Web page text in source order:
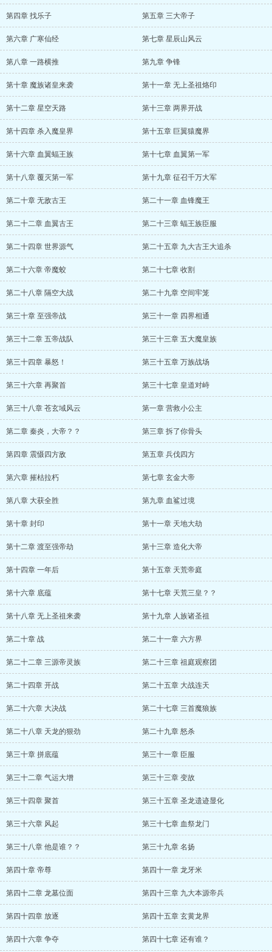
第四章 找乐子 第五章 三大帝子
第六章 广寒仙经 第七章 星辰山风云
第八章 一路横推 第九章 争锋
第十章 魔族诸皇来袭 第十一章 无上圣祖烙印
第十二章 星空天路 第十三章 两界开战
第十四章 杀入魔皇界 第十五章 巨翼猿魔界
第十六章 血翼蝠王族 第十七章 血翼第一军
第十八章 覆灭第一军 第十九章 征召千万大军
第二十章 无敌古王 第二十一章 血锋魔王
第二十二章 血翼古王 第二十三章 蝠王族臣服
第二十四章 世界源气 第二十五章 九大古王大追杀
第二十六章 帝魔蛟 第二十七章 收割
第二十八章 隔空大战 第二十九章 空间牢笼
第三十章 至强帝战 第三十一章 四界相通
第三十二章 五帝战队 第三十三章 五大魔皇族
第三十四章 暴怒！ 第三十五章 万族战场
第三十六章 再聚首 第三十七章 皇道对峙
第三十八章 苍玄域风云 第一章 营救小公主
第二章 秦炎，大帝？？ 第三章 拆了你骨头
第四章 震慑四方敌 第五章 兵伐四方
第六章 摧枯拉朽 第七章 玄金大帝
第八章 大获全胜 第九章 血鲨过境
第十章 封印 第十一章 天地大劫
第十二章 渡至强帝劫 第十三章 造化大帝
第十四章 一年后 第十五章 天荒帝庭
第十六章 底蕴 第十七章 天荒三皇？？
第十八章 无上圣祖来袭 第十九章 人族诸圣祖
第二十章 战 第二十一章 六方界
第二十二章 三源帝灵族 第二十三章 祖庭观察团
第二十四章 开战 第二十五章 大战连天
第二十六章 大决战 第二十七章 三首魔狼族
第二十八章 天龙的狠劲 第二十九章 怒杀
第三十章 拼底蕴 第三十一章 臣服
第三十二章 气运大增 第三十三章 变故
第三十四章 聚首 第三十五章 圣龙遗迹显化
第三十六章 风起 第三十七章 血祭龙门
第三十八章 他是谁？？ 第三十九章 名扬
第四十章 帝尊 第四十一章 龙牙米
第四十二章 龙墓位面 第四十三章 九大本源帝兵
第四十四章 放逐 第四十五章 玄黄龙界
第四十六章 争夺 第四十七章 还有谁？